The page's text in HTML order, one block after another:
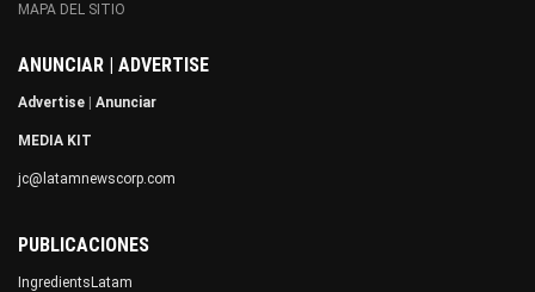
MAPA DEL SITIO
ANUNCIAR | ADVERTISE
Advertise Anunciar
MEDIA KIT
jc@latamnewscorp.com
PUBLICACIONES
IngredientsLatam